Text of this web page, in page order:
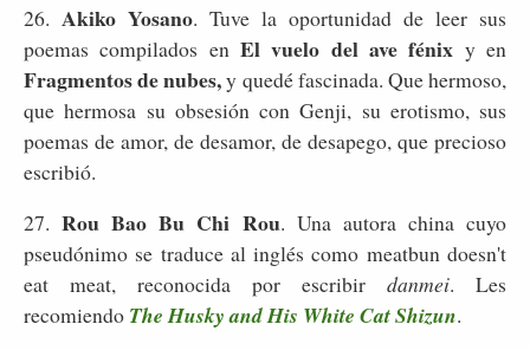
26. Akiko Yosano. Tuve la oportunidad de leer sus
poemas compilados en El vuelo del ave fénix y en
Fragmentos de nubes,y quedé fascinada. Que hermoso,
que hermosa su obsesión con Genji, su erotismo, sus
poemas de amor, de desamor, de desapego, que precioso
escribió.
27.Rou Bao Bu Chi Rou. Una autora china cuyo
pseudónimo se traduce al inglés como meatbun doesn't
eat meat, reconocida por escribir danmei. Les
recomiendo The Husky and His White Cat Shizun.